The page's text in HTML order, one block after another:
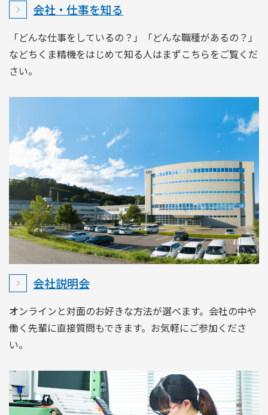
会社・仕事を知る
「どんな仕事をしているの？」「どんな職種があるの？」
などちくま精機をはじめて知る人はまずこちらをご覧くだ
さい。
会社説明会
オンラインと対面のお好きな方法が選べます。会社の中や
働く先輩に直接質問もできます。お気軽にご参加くださ
い。